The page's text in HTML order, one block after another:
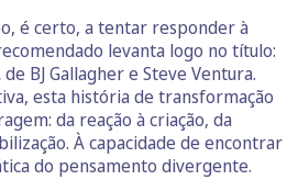
é certo, a tentar responder à
levanta logo no título:
de BJ Gallagher e Steve Ventura.
esta história de transformação
da reação à criação, da
À capacidade de encontrar
do pensamento divergente.